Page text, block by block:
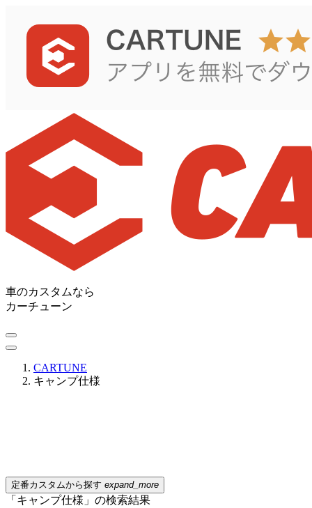
車のカスタムなら
カーチューン
CARTUNE
キャンプ仕様
定番カスタムから探す expand_more
「キャンプ仕様」の検索結果